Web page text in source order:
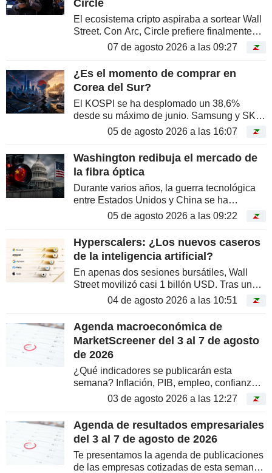
Circle
El ecosistema cripto aspiraba a sortear Wall
Street. Con Arc, Circle prefiere finalmente
construirle una autopista a estrenar. Y en el
peaje ya se encuentran BlackRock, Visa,
Mastercard y la DTCC
07 de agosto 2026 a las 09:27
¿Es el momento de comprar en
Corea del Sur?
El KOSPI se ha desplomado un 38,6%
desde su máximo de junio. Samsung y SK
Hynix representan la mitad del índice. La
bolsa ha suspendido la cotización más
veces este año que en todo 2008. Mientras...
05 de agosto 2026 a las 16:07
Washington redibuja el mercado de
la fibra óptica
Durante varios años, la guerra tecnológica
entre Estados Unidos y China se ha
centrado en los semiconductores. Las
restricciones contra Nvidia, ASML o los
equipos de litografía han acaparado gran...
05 de agosto 2026 a las 09:22
Hyperscalers: ¿Los nuevos caseros
de la inteligencia artificial?
En apenas dos sesiones bursátiles, Wall
Street movilizó casi 1 billón USD. Tras un
inicio cauteloso, el mercado ha acogido con
entusiasmo la monetización de la nube. Las
facturas elevadas y unas...
04 de agosto 2026 a las 10:51
Agenda macroeconómica de
MarketScreener del 3 al 7 de agosto
de 2026
¿Qué indicadores se publicarán esta
semana? Inflación, PIB, empleo, confianza
del consumidor, comunicaciones de bancos
centrales… Nuestra agenda de estadísticas
del 3 al 7 de agosto de 2026 te...
03 de agosto 2026 a las 12:27
Agenda de resultados empresariales
del 3 al 7 de agosto de 2026
Te presentamos la agenda de publicaciones
de las empresas cotizadas de esta semana .